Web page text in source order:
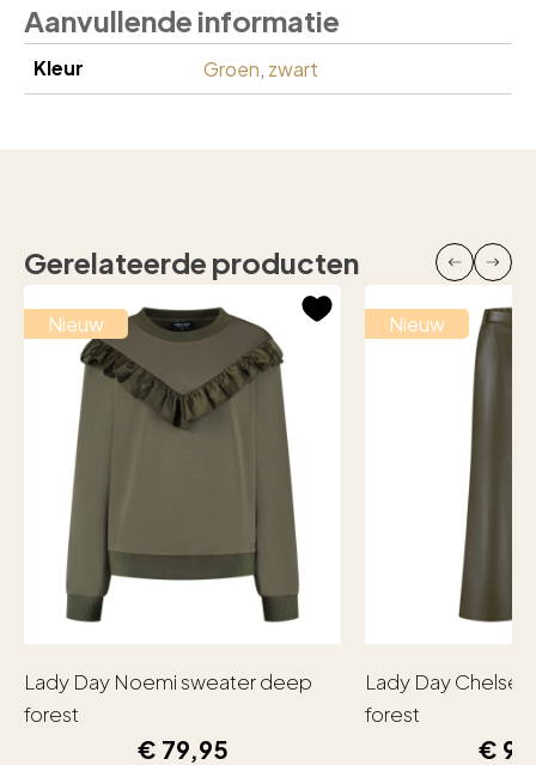
Aanvullende informatie
Kleur Groen, zwart
Gerelateerde producten
Nieuw
Lady Day Noemi sweater deep
forest
€ 79,95
Nieuw
Lady Day
forest
€